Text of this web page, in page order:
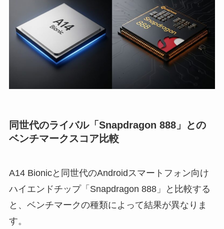
同世代のライバル「Snapdragon 888」との
ベンチマークスコア比較
A14 Bionicと同世代のAndroidスマートフォン向け
ハイエンドチップ「Snapdragon 888」と比較する
と、ベンチマークの種類によって結果が異なりま
す。